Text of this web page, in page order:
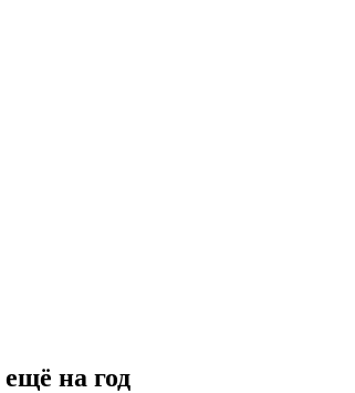
на год